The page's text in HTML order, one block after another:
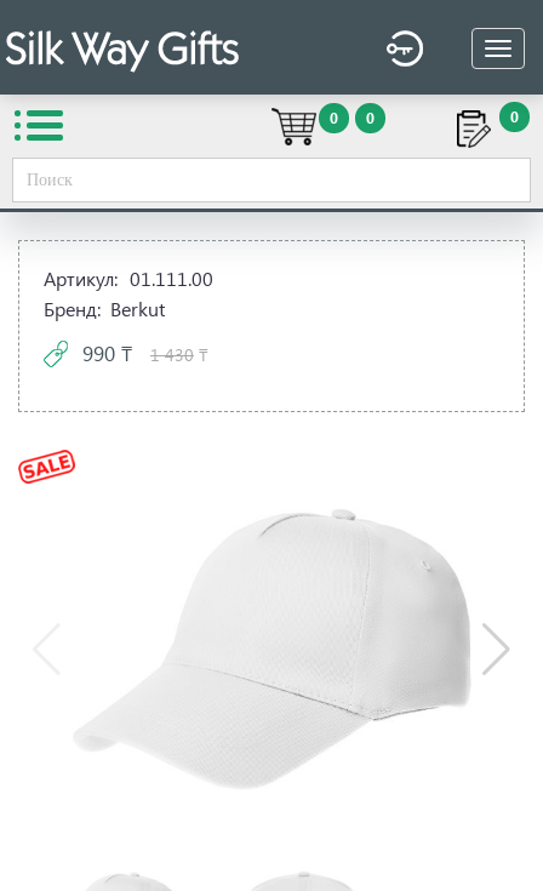
0 0 0
Вы здесь: Сувенирная продукция
Одежда / текстиль→Бейсболки, панамы, платки→
Бейсболки 5 панельные, 100% хлопок
Артикул: 01.111.00
Бренд: Berkut
990 ₸ 1 430 ₸